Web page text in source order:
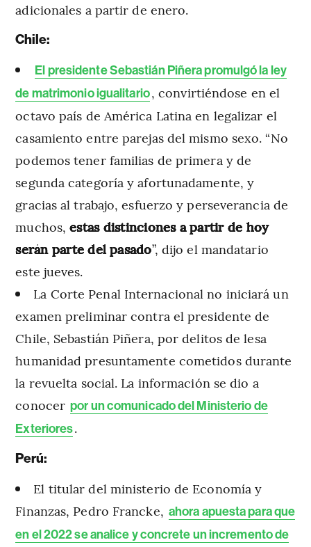
adicionales a partir de enero.
Chile:
El presidente Sebastián Piñera promulgó la ley
de matrimonio igualitario, convirtiéndose en el
octavo país de América Latina en legalizar el
casamiento entre parejas del mismo sexo. “No
podemos tener familias de primera y de
segunda categoría y afortunadamente, y
gracias al trabajo, esfuerzo y perseverancia de
muchos,estas distinciones a partir de hoy
serán parte del pasado”, dijo el mandatario
este jueves.
La Corte Penal Internacional no iniciará un
examen preliminar contra el presidente de
Chile, Sebastián Piñera, por delitos de lesa
humanidad presuntamente cometidos durante
la revuelta social. La información se dio a
conocer por un comunicado del Ministerio de
Exteriores.
Perú:
El titular del ministerio de Economía y
Finanzas, Pedro Francke, ahora apuesta para que
en el 2022 se analice y concrete un incremento de